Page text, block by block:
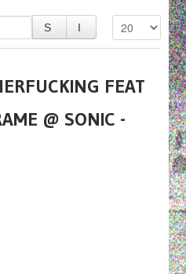
FEAT
@ SONIC -